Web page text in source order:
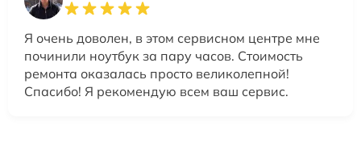
Я очень доволен, в этом сервисном центре мне
починили ноутбук за пару часов. Стоимость
ремонта оказалась просто великолепной!
Спасибо! Я рекомендую всем ваш сервис.